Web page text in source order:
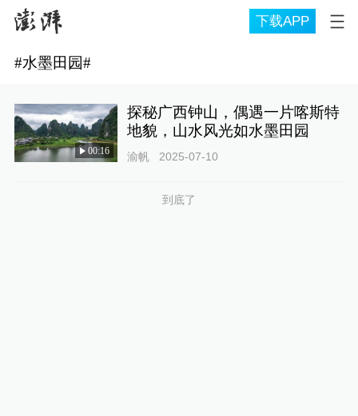
下载APP
#水墨田园#
00:16
探秘广西钟山，偶遇一片喀斯特
地貌，山水风光如水墨田园
渝帆 2025-07-10
到底了